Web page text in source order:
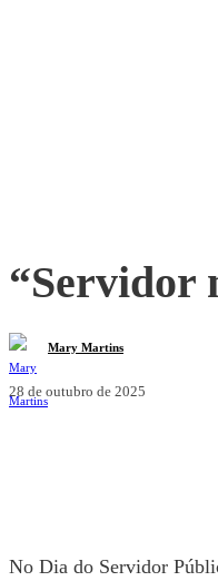
“Servidor
Mary Martins
28 de outubro de 2025
No Dia do Servidor